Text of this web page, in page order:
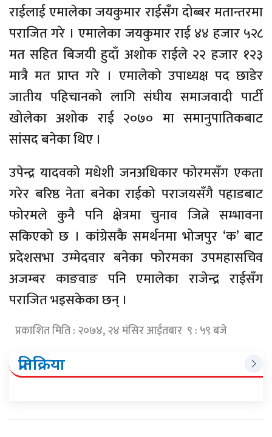
राईलाई एमालेका जयकुमार राईसँग दोब्बर मतान्तरमा
पराजित गरे । एमालेका जयकुमार राई ४४ हजार ५२८
मत सहित बिजयी हुदाँ अशोक राईले २२ हजार १२३
मात्रै मत प्राप्त गरे । एमालेको उपाध्यक्ष पद छाडेर
जातीय पहिचानको लागि संघीय समाजवादी पार्टी
खोलेका अशोक राई २०७० मा समानुपातिकबाट
सांसद बनेका थिए ।
उपेन्द्र यादवको मधेशी जनअधिकार फोरमसँग एकता
गरेर बरिष्ठ नेता बनेका राईको पराजयसँगै पहाडबाट
फोरमले कुनै पनि क्षेत्रमा चुनाव जित्ने सम्भावना
सकिएको छ । कांग्रेसकै समर्थनमा भोजपुर ‘क’ बाट
प्रदेशसभा उम्मेदवार बनेका फोरमका उपमहासचिव
अजम्बर काङवाङ पनि एमालेका राजेन्द्र राईसँग
पराजित भइसकेका छन् ।
प्रकाशित मिति : २०७४, २४ मंसिर आईतबार ९ : ५९ बजे
प्रतिक्रिया